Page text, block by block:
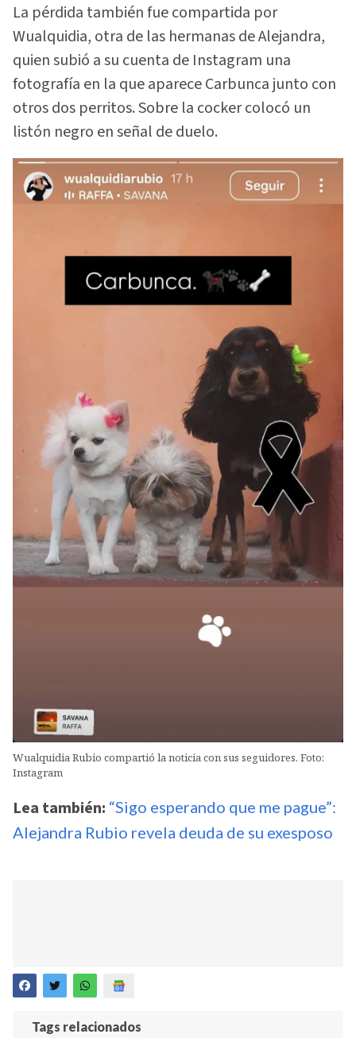
La pérdida también fue compartida por
Wualquidia, otra de las hermanas de Alejandra,
quien subió a su cuenta de Instagram una
fotografía en la que aparece Carbunca junto con
otros dos perritos. Sobre la cocker colocó un
listón negro en señal de duelo.
Wualquidia Rubio compartió la noticia con sus seguidores. Foto:
Instagram
Lea también: “Sigo esperando que me pague”:
Alejandra Rubio revela deuda de su exesposo
Tags relacionados